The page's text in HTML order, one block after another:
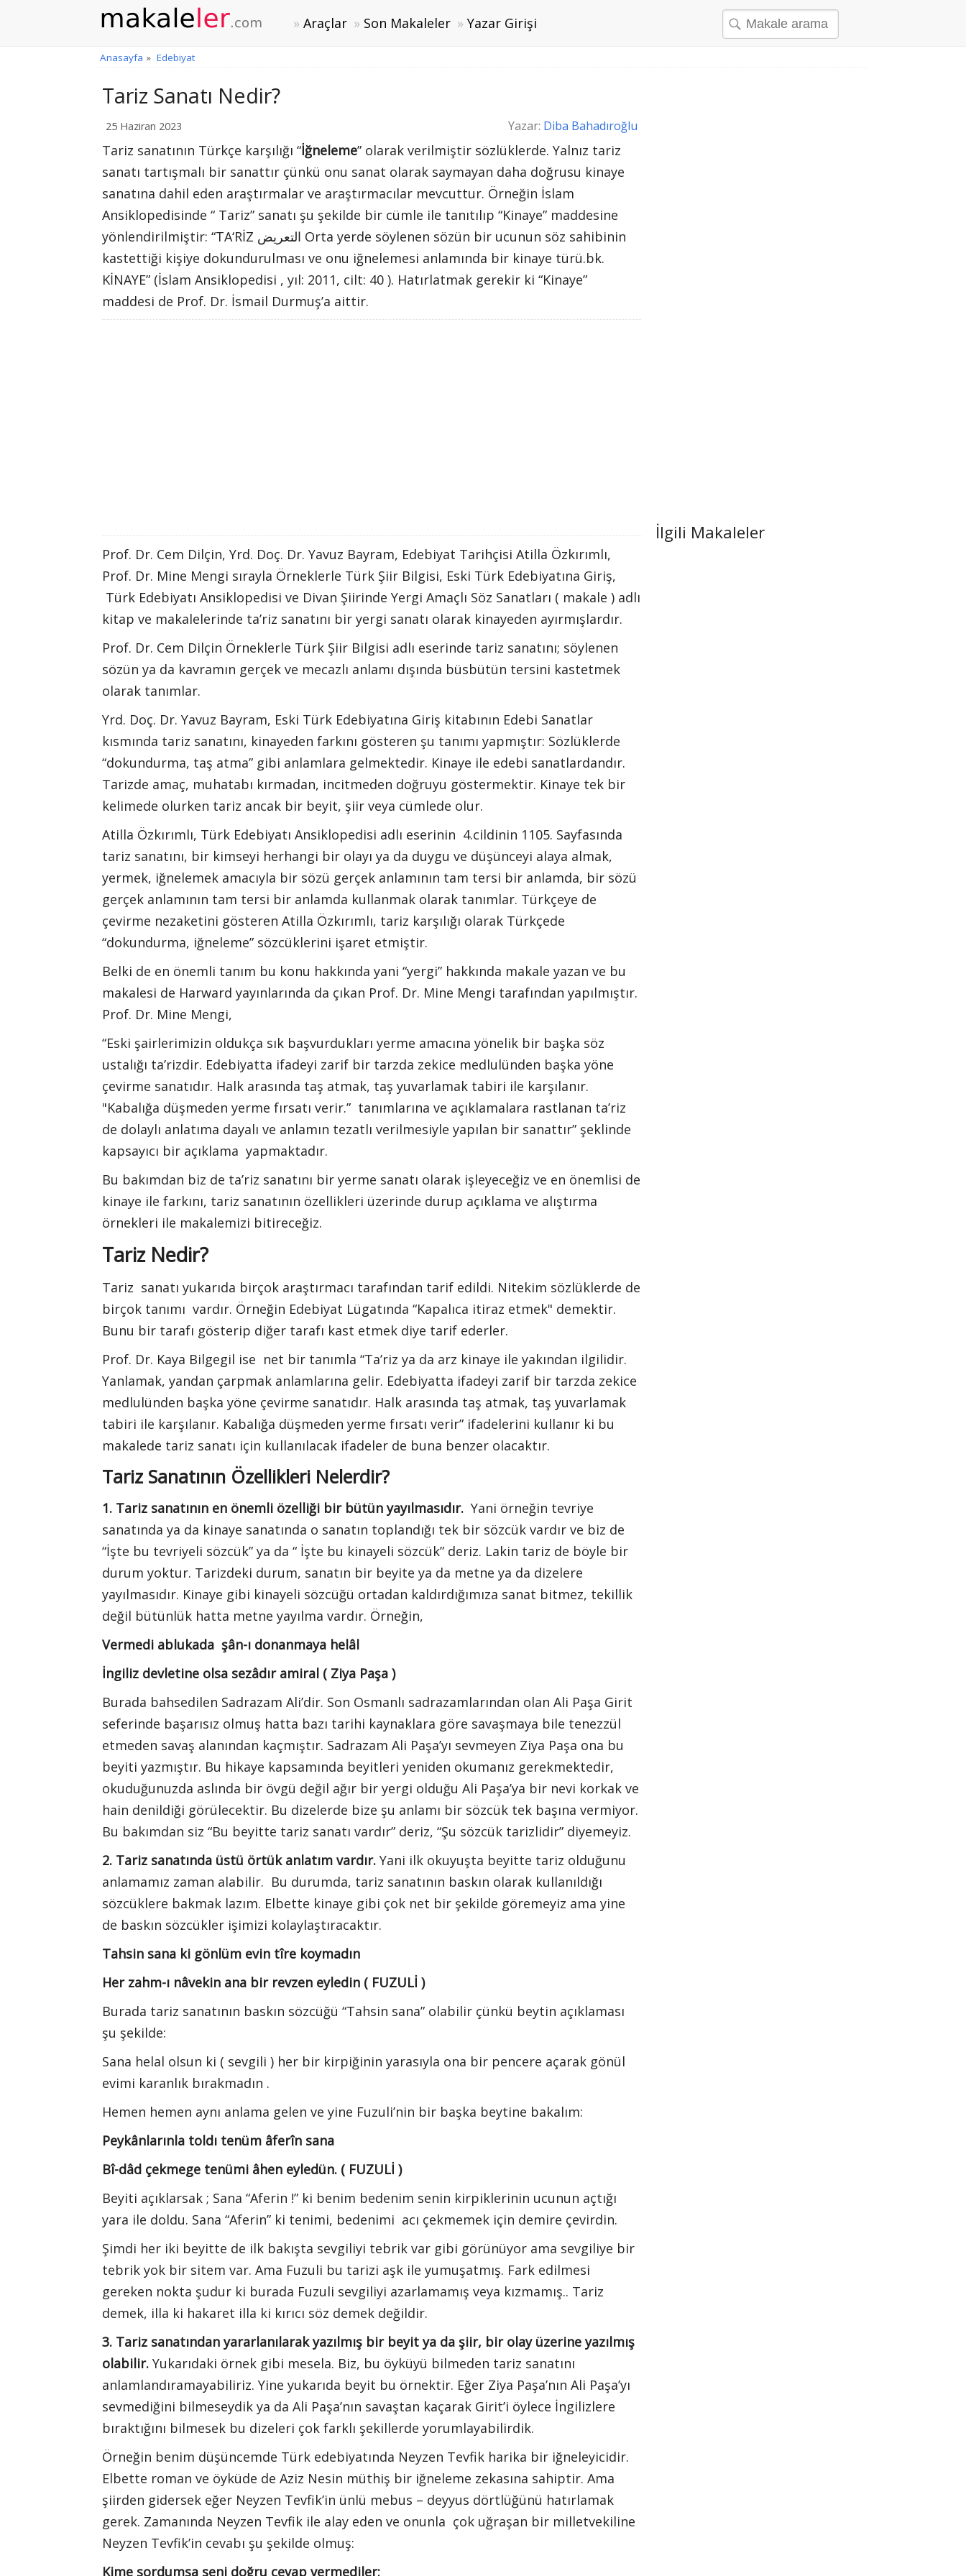
Araçlar Son Makaleler Yazar Girişi
Anasayfa » Edebiyat
Tariz Sanatı Nedir?
25 Haziran 2023 Yazar: Diba Bahadıroğlu
Tariz sanatının Türkçe karşılığı “İğneleme” olarak verilmiştir sözlüklerde. Yalnız tariz
sanatı tartışmalı bir sanattır çünkü onu sanat olarak saymayan daha doğrusu kinaye
sanatına dahil eden araştırmalar ve araştırmacılar mevcuttur. Örneğin İslam
Ansiklopedisinde “ Tariz” sanatı şu şekilde bir cümle ile tanıtılıp “Kinaye” maddesine
yönlendirilmiştir: “TA‘RİZ التعريض Orta yerde söylenen sözün bir ucunun söz sahibinin
kastettiği kişiye dokundurulması ve onu iğnelemesi anlamında bir kinaye türü.bk.
KİNAYE” (İslam Ansiklopedisi , yıl: 2011, cilt: 40 ). Hatırlatmak gerekir ki “Kinaye”
maddesi de Prof. Dr. İsmail Durmuş’a aittir.
Prof. Dr. Cem Dilçin, Yrd. Doç. Dr. Yavuz Bayram, Edebiyat Tarihçisi Atilla Özkırımlı,
Prof. Dr. Mine Mengi sırayla Örneklerle Türk Şiir Bilgisi, Eski Türk Edebiyatına Giriş,
Türk Edebiyatı Ansiklopedisi ve Divan Şiirinde Yergi Amaçlı Söz Sanatları ( makale ) adlı
kitap ve makalelerinde ta’riz sanatını bir yergi sanatı olarak kinayeden ayırmışlardır.
Prof. Dr. Cem Dilçin Örneklerle Türk Şiir Bilgisi adlı eserinde tariz sanatını; söylenen
sözün ya da kavramın gerçek ve mecazlı anlamı dışında büsbütün tersini kastetmek
olarak tanımlar.
Yrd. Doç. Dr. Yavuz Bayram, Eski Türk Edebiyatına Giriş kitabının Edebi Sanatlar
kısmında tariz sanatını, kinayeden farkını gösteren şu tanımı yapmıştır: Sözlüklerde
“dokundurma, taş atma” gibi anlamlara gelmektedir. Kinaye ile edebi sanatlardandır.
Tarizde amaç, muhatabı kırmadan, incitmeden doğruyu göstermektir. Kinaye tek bir
kelimede olurken tariz ancak bir beyit, şiir veya cümlede olur.
Atilla Özkırımlı, Türk Edebiyatı Ansiklopedisi adlı eserinin 4.cildinin 1105. Sayfasında
tariz sanatını, bir kimseyi herhangi bir olayı ya da duygu ve düşünceyi alaya almak,
yermek, iğnelemek amacıyla bir sözü gerçek anlamının tam tersi bir anlamda, bir sözü
gerçek anlamının tam tersi bir anlamda kullanmak olarak tanımlar. Türkçeye de
çevirme nezaketini gösteren Atilla Özkırımlı, tariz karşılığı olarak Türkçede
“dokundurma, iğneleme” sözcüklerini işaret etmiştir.
Belki de en önemli tanım bu konu hakkında yani “yergi” hakkında makale yazan ve bu
makalesi de Harward yayınlarında da çıkan Prof. Dr. Mine Mengi tarafından yapılmıştır.
Prof. Dr. Mine Mengi,
“Eski şairlerimizin oldukça sık başvurdukları yerme amacına yönelik bir başka söz
ustalığı ta’rizdir. Edebiyatta ifadeyi zarif bir tarzda zekice medlulünden başka yöne
çevirme sanatıdır. Halk arasında taş atmak, taş yuvarlamak tabiri ile karşılanır.
"Kabalığa düşmeden yerme fırsatı verir.” tanımlarına ve açıklamalara rastlanan ta’riz
de dolaylı anlatıma dayalı ve anlamın tezatlı verilmesiyle yapılan bir sanattır” şeklinde
kapsayıcı bir açıklama yapmaktadır.
Bu bakımdan biz de ta’riz sanatını bir yerme sanatı olarak işleyeceğiz ve en önemlisi de
kinaye ile farkını, tariz sanatının özellikleri üzerinde durup açıklama ve alıştırma
örnekleri ile makalemizi bitireceğiz.
Tariz Nedir?
Tariz sanatı yukarıda birçok araştırmacı tarafından tarif edildi. Nitekim sözlüklerde de
birçok tanımı vardır. Örneğin Edebiyat Lügatında “Kapalıca itiraz etmek" demektir.
Bunu bir tarafı gösterip diğer tarafı kast etmek diye tarif ederler.
Prof. Dr. Kaya Bilgegil ise net bir tanımla “Ta’riz ya da arz kinaye ile yakından ilgilidir.
Yanlamak, yandan çarpmak anlamlarına gelir. Edebiyatta ifadeyi zarif bir tarzda zekice
medlulünden başka yöne çevirme sanatıdır. Halk arasında taş atmak, taş yuvarlamak
tabiri ile karşılanır. Kabalığa düşmeden yerme fırsatı verir” ifadelerini kullanır ki bu
makalede tariz sanatı için kullanılacak ifadeler de buna benzer olacaktır.
Tariz Sanatının Özellikleri Nelerdir?
1. Tariz sanatının en önemli özelliği bir bütün yayılmasıdır. Yani örneğin tevriye
sanatında ya da kinaye sanatında o sanatın toplandığı tek bir sözcük vardır ve biz de
“İşte bu tevriyeli sözcük” ya da “ İşte bu kinayeli sözcük” deriz. Lakin tariz de böyle bir
durum yoktur. Tarizdeki durum, sanatın bir beyite ya da metne ya da dizelere
yayılmasıdır. Kinaye gibi kinayeli sözcüğü ortadan kaldırdığımıza sanat bitmez, tekillik
değil bütünlük hatta metne yayılma vardır. Örneğin,
Vermedi ablukada şân-ı donanmaya helâl
İngiliz devletine olsa sezâdır amiral ( Ziya Paşa )
Burada bahsedilen Sadrazam Ali’dir. Son Osmanlı sadrazamlarından olan Ali Paşa Girit
seferinde başarısız olmuş hatta bazı tarihi kaynaklara göre savaşmaya bile tenezzül
etmeden savaş alanından kaçmıştır. Sadrazam Ali Paşa’yı sevmeyen Ziya Paşa ona bu
beyiti yazmıştır. Bu hikaye kapsamında beyitleri yeniden okumanız gerekmektedir,
okuduğunuzda aslında bir övgü değil ağır bir yergi olduğu Ali Paşa’ya bir nevi korkak ve
hain denildiği görülecektir. Bu dizelerde bize şu anlamı bir sözcük tek başına vermiyor.
Bu bakımdan siz “Bu beyitte tariz sanatı vardır” deriz, “Şu sözcük tarizlidir” diyemeyiz.
2. Tariz sanatında üstü örtük anlatım vardır. Yani ilk okuyuşta beyitte tariz olduğunu
anlamamız zaman alabilir. Bu durumda, tariz sanatının baskın olarak kullanıldığı
sözcüklere bakmak lazım. Elbette kinaye gibi çok net bir şekilde göremeyiz ama yine
de baskın sözcükler işimizi kolaylaştıracaktır.
Tahsin sana ki gönlüm evin tîre koymadın
Her zahm-ı nâvekin ana bir revzen eyledin ( FUZULİ )
Burada tariz sanatının baskın sözcüğü “Tahsin sana” olabilir çünkü beytin açıklaması
şu şekilde:
Sana helal olsun ki ( sevgili ) her bir kirpiğinin yarasıyla ona bir pencere açarak gönül
evimi karanlık bırakmadın .
Hemen hemen aynı anlama gelen ve yine Fuzuli’nin bir başka beytine bakalım:
Peykânlarınla toldı tenüm âferîn sana
Bî-dâd çekmege tenümi âhen eyledün. ( FUZULİ )
Beyiti açıklarsak ; Sana “Aferin !” ki benim bedenim senin kirpiklerinin ucunun açtığı
yara ile doldu. Sana “Aferin” ki tenimi, bedenimi acı çekmemek için demire çevirdin.
Şimdi her iki beyitte de ilk bakışta sevgiliyi tebrik var gibi görünüyor ama sevgiliye bir
tebrik yok bir sitem var. Ama Fuzuli bu tarizi aşk ile yumuşatmış. Fark edilmesi
gereken nokta şudur ki burada Fuzuli sevgiliyi azarlamamış veya kızmamış.. Tariz
demek, illa ki hakaret illa ki kırıcı söz demek değildir.
3. Tariz sanatından yararlanılarak yazılmış bir beyit ya da şiir, bir olay üzerine yazılmış
olabilir. Yukarıdaki örnek gibi mesela. Biz, bu öyküyü bilmeden tariz sanatını
anlamlandıramayabiliriz. Yine yukarıda beyit bu örnektir. Eğer Ziya Paşa’nın Ali Paşa’yı
sevmediğini bilmeseydik ya da Ali Paşa’nın savaştan kaçarak Girit’i öylece İngilizlere
bıraktığını bilmesek bu dizeleri çok farklı şekillerde yorumlayabilirdik.
Örneğin benim düşüncemde Türk edebiyatında Neyzen Tevfik harika bir iğneleyicidir.
Elbette roman ve öyküde de Aziz Nesin müthiş bir iğneleme zekasına sahiptir. Ama
şiirden gidersek eğer Neyzen Tevfik’in ünlü mebus – deyyus dörtlüğünü hatırlamak
gerek. Zamanında Neyzen Tevfik ile alay eden ve onunla çok uğraşan bir milletvekiline
Neyzen Tevfik’in cevabı şu şekilde olmuş:
Kime sordumsa seni doğru cevap vermediler;
İlgili Makaleler